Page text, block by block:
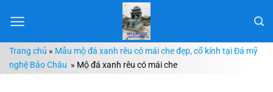
đến
dungTrang chủ » Mẫu mộ đá xanh rêu có mái che đẹp, cổ kính tại Đá mỹ
nghệ Bảo Châu » Mộ đá xanh rêu có mái che